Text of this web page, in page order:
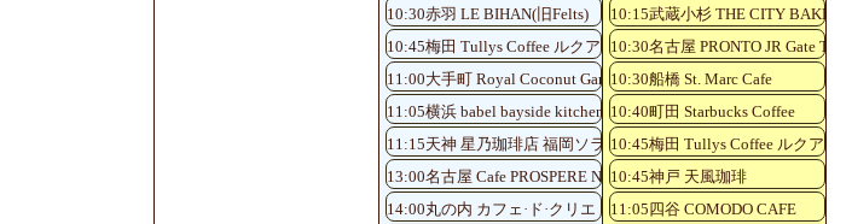
10:30赤羽 LE BIHAN(旧Felts)
10:45梅田 Tullys Coffee ルクアイーレ5階店
11:00大手町 Royal Coconut Garden
11:05横浜 babel bayside kitchen
11:15天神 星乃珈琲店 福岡ソラリア店
13:00名古屋 Cafe PROSPERE Nayabashi
14:00丸の内 カフェ·ド·クリエ
10:15武蔵小杉 THE CITY BAKERY
10:30名古屋 PRONTO JR Gate
10:30船橋 St. Marc Cafe
10:40町田 Starbucks Coffee
10:45梅田 Tullys Coffee ルクアイ
10:45神戸 天風珈琲
11:05四谷 COMODO CAFE